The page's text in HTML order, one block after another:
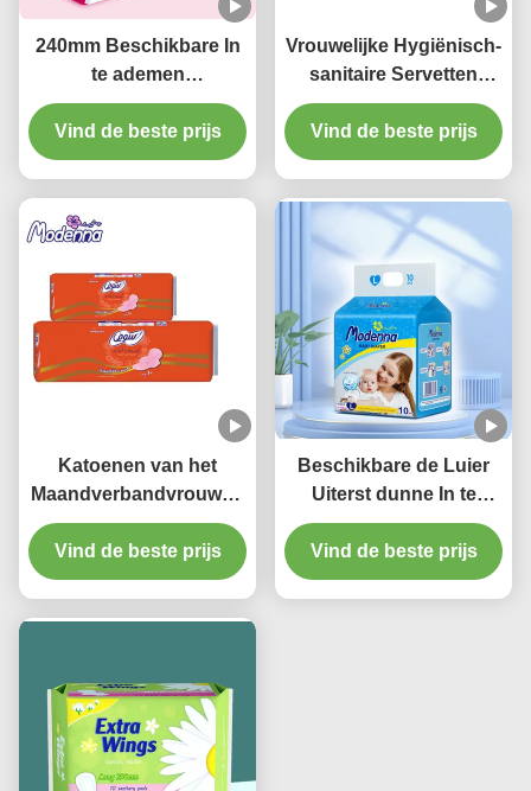
240mm Beschikbare In
te ademen
Maandverbanden Daisy
Perfume For Day Use
Vind de beste prijs
Vrouwelijke Hygiënisch-
sanitaire Servetten
Beschikbare Natuurlijke
Katoenen Stootkussens
voor Periodes
Vind de beste prijs
Katoenen van het
Maandverbandvrouwen
van het nachtgebruik
Beschikbare In te
ademen Menstruele
Vind de beste prijs
Beschikbare de Luier
Uiterst dunne In te
ademen Katoenen van
de Babybroek
Luierbroek
Vind de beste prijs